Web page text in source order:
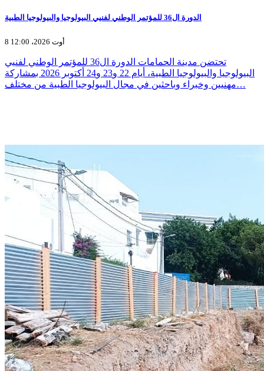
الدورة ال36 للمؤتمر الوطني لفنيي البيولوجيا والبيولوجيا الطبية
8 أوت 2026، 12:00
تحتضن مدينة الحمامات الدورة ال36 للمؤتمر الوطني لفنيي
البيولوجيا والبيولوجيا الطبية، أيام 22 و23 و24 أكتوبر 2026 بمشاركة
مهنيين وخبراء وباحثين في مجال البيولوجيا الطبية من مختلف…